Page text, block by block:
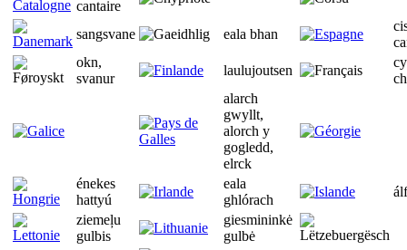
cantaire
sangsvane
eala bhan
okn,
svanur
laulujoutsen
alarch
gwyllt,
alorch y
gogledd,
elrck
énekes
hattyú
eala
ghlórach
ziemeļu
gulbis
giesmininkė
gulbė